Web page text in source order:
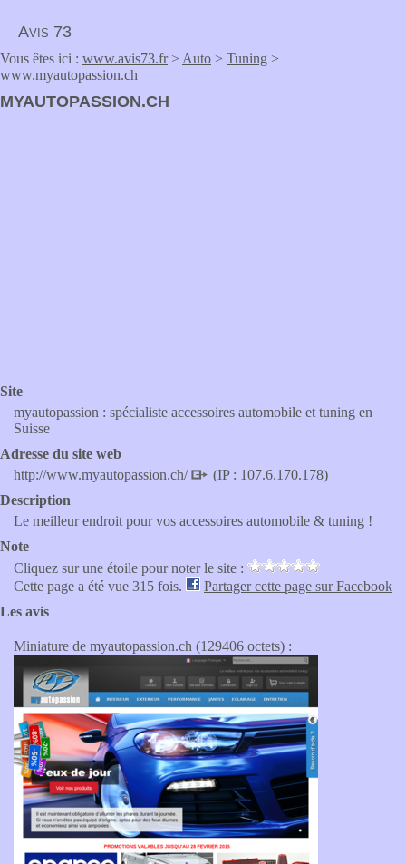
Avis 73
Vous êtes ici : www.avis73.fr> Auto > Tuning >
www.myautopassion.ch
MYAUTOPASSION.CH
Site
myautopassion : spécialiste accessoires automobile et tuning en
Suisse
Adresse du site web
http://www.myautopassion.ch/
(IP : 107.6.170.178)
Description
Le meilleur endroit pour vos accessoires automobile & tuning !
Note
Cliquez sur une étoile pour noter le site :
Cette page a été vue 315 fois.
Partager cette page sur Facebook
Les avis
Miniature de myautopassion.ch (129406 octets) :